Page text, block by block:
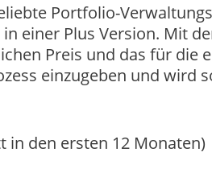
Portfolio-
einer Plus Version. Mit
Preis und das für die
einzugeben und wird
in den ersten 12 Monaten)